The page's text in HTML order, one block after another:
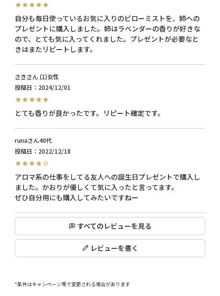
自分も毎日使っているお気に入りのピローミストを、姉への
プレゼントに購入しました。姉はラベンダーの香りが好きな
ので、とても気に入ってくれました。プレゼントが必要なと
さき 1 女性
投稿日
2024/12/01
とても香りが良かったです。リピート確定です。
runa
40代
投稿日
2022/12/18
アロマ系の仕事をしてる友人への誕生日プレゼントで購入し
ました。かおりが優しくて気に入ったと言ってます。
ぜひ自分用にも購入してみたいですねー
すべてのレビューを見る
レビューを書く
*条件はキャンペーン等で変更される場合があります